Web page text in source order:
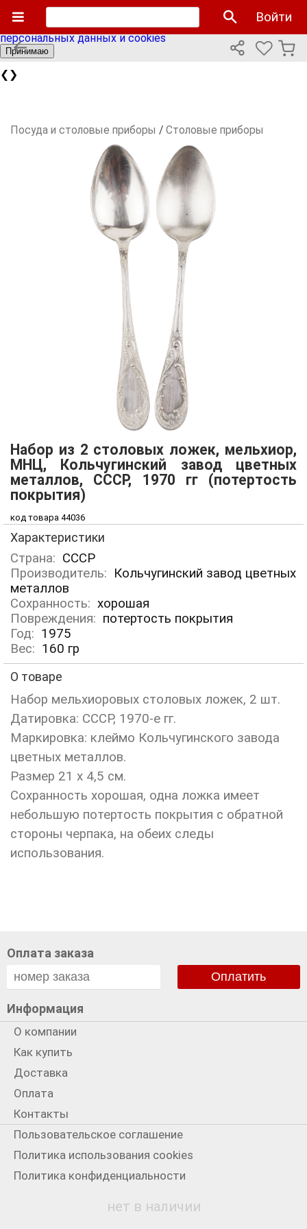
Мы используем cookies файлы для улучшения работы
сайта и персонализации. Продолжая пользоваться сайтом
вы соглашаетесь с нашейполитикой использования
персональных данных и cookies
Принимаю
❮ ❯
Войти
Посуда и столовые приборы / Столовые приборы
Набор из 2 столовых ложек, мельхиор,
МНЦ, Кольчугинский завод цветных
металлов, СССР, 1970 гг (потертость
покрытия)
код товара 44036
Характеристики
Страна: СССР
Производитель: Кольчугинский завод цветных
металлов
Сохранность: хорошая
Повреждения: потертость покрытия
Год: 1975
Вес: 160 гр
О товаре
Набор мельхиоровых столовых ложек, 2 шт.
Датировка: СССР, 1970-е гг.
Маркировка: клеймо Кольчугинского завода
цветных металлов.
Размер 21 х 4,5 см.
Сохранность хорошая, одна ложка имеет
небольшую потертость покрытия с обратной
стороны черпака, на обеих следы
использования.
нет в наличии
Оплата заказа
Оплатить
Информация
О компании
Как купить
Доставка
Оплата
Контакты
Пользовательское соглашение
Политика использования cookies
Политика конфиденциальности